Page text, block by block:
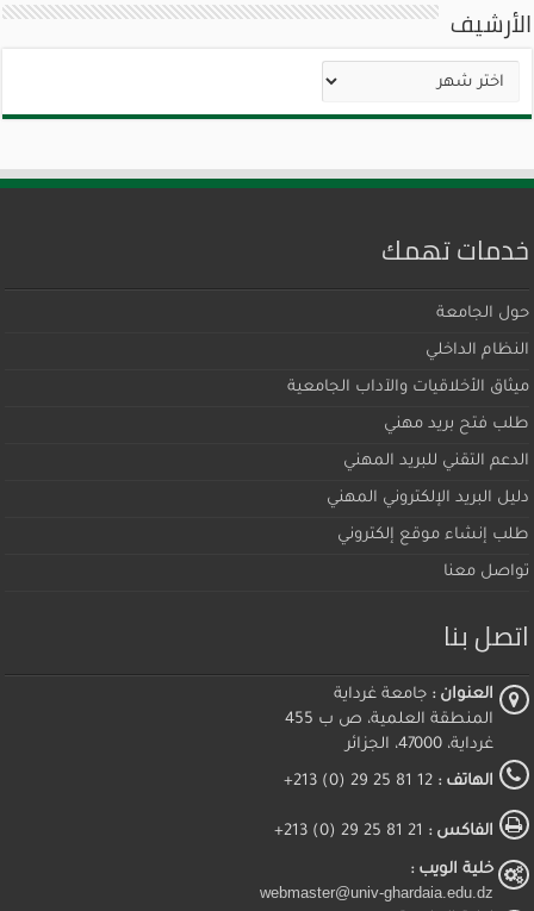
الأرشيف
الأرشيف
خدمات تهمك
حول الجامعة
النظام الداخلي
ميثاق اﻷخلاقيات والآداب الجامعية
طلب فتح بريد مهني
الدعم التقني للبريد المهني
دليل البريد الإلكتروني المهني
طلب إنشاء موقع إلكتروني
تواصل معنا
اتصل بنا
العنوان : جامعة غرداية
المنطقة العلمية، ص ب 455
غرداية، 47000، الجزائر
الهاتف : 12 81 25 29 (0) 213+
الفاكس :
خلية الويب :
webmaster@univ-ghardaia.edu.dz